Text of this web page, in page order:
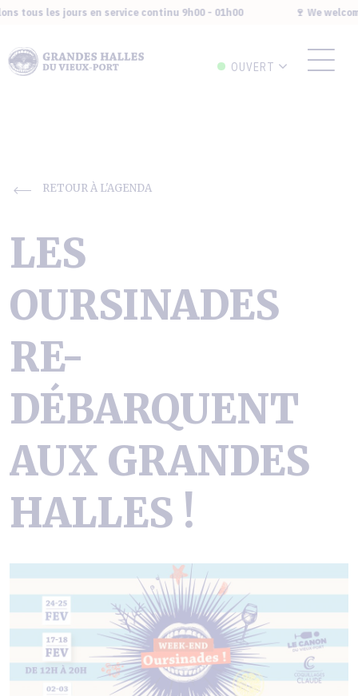
tous les jours en service continu 9h00 - 01h00 🍷 We
OUVERT
RETOUR À L'AGENDA
LES
OURSINADES
RE-
DÉBARQUENT
AUX GRANDES
HALLES !